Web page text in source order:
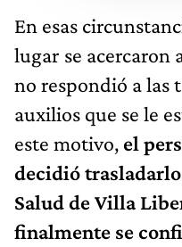
En esas
lugar se acercaron
no respondió a las
auxilios que se le
este motivo, el
decidió
Salud de Villa
finalmente se